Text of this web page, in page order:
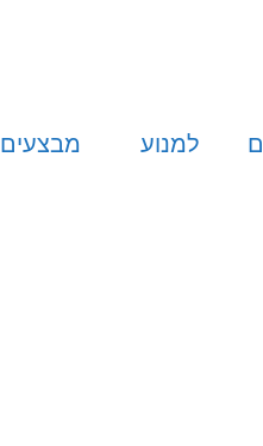
למנוע מבצעים